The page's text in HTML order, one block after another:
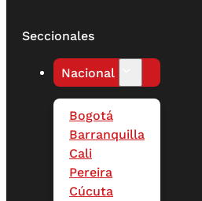
Seccionales
Nacional
Bogotá
Barranquilla
Cali
Pereira
Cúcuta